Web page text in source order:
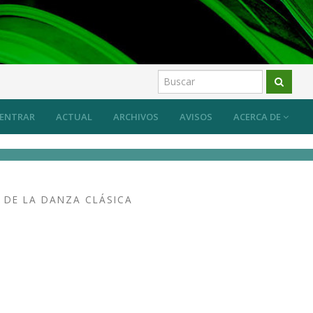
ACTUAL ARCHIVOS AVISOS ACERCA DE
ENTRAR
DE LA DANZA CLÁSICA